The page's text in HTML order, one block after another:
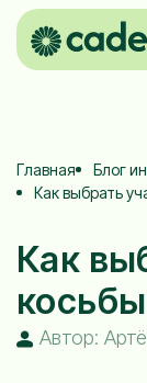
Главная
Блог
Как выбрать
Как
Автор: